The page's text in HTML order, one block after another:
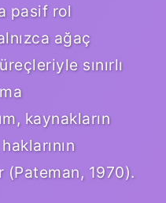
pasif rol
ağaç
sınırlı
kaynakların
(Pateman, 1970).